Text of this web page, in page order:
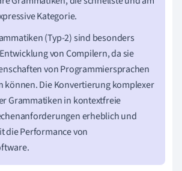
Kategorie.
(Typ-2) sind besonders
von Compilern, da sie
von Programmiersprachen
können. Die Konvertierung komplexer
Grammatiken in kontextfreie
erheblich und
die Performance von